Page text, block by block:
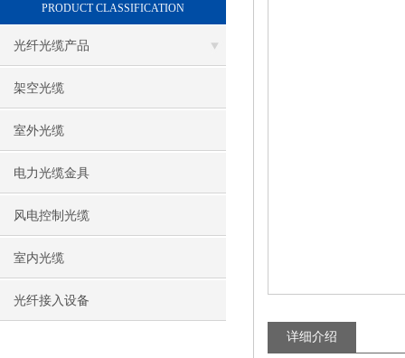
PRODUCT CLASSIFICATION
光纤光缆产品
架空光缆
室外光缆
电力光缆金具
风电控制光缆
室内光缆
光纤接入设备
详细介绍